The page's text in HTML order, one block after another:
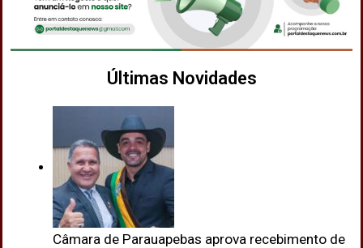
Últimas Novidades
Câmara de Parauapebas aprova recebimento de